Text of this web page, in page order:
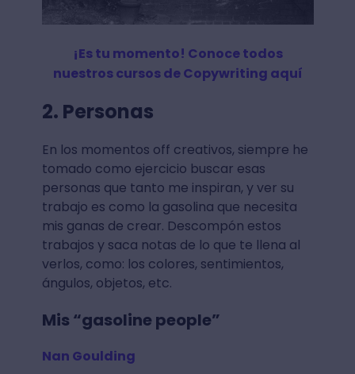
¡Es tu momento! Conoce todos
nuestros cursos de Copywriting aquí
2. Personas
En los momentos off creativos, siempre he
tomado como ejercicio buscar esas
personas que tanto me inspiran, y ver su
trabajo es como la gasolina que necesita
mis ganas de crear. Descompón estos
trabajos y saca notas de lo que te llena al
verlos, como: los colores, sentimientos,
ángulos, objetos, etc.
Mis “gasoline people”
Nan Goulding